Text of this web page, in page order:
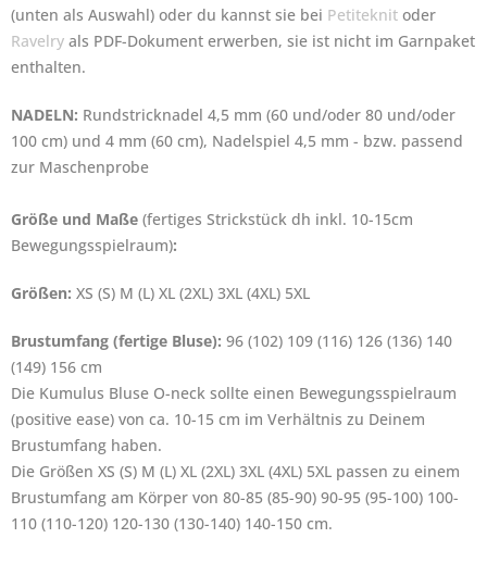
(unten als Auswahl) oder du kannst sie bei Petiteknit oder
Ravelry als PDF-Dokument erwerben, sie ist nicht im Garnpaket
enthalten.
NADELN: Rundstricknadel 4,5 mm (60 und/oder 80 und/oder
100 cm) und 4 mm (60 cm), Nadelspiel 4,5 mm - bzw. passend
zur Maschenprobe
Größe und Maße (fertiges Strickstück dh inkl. 10-15cm
Bewegungsspielraum):
Größen: XS (S) M (L) XL (2XL) 3XL (4XL) 5XL
Brustumfang (fertige Bluse): 96 (102) 109 (116) 126 (136) 140
(149) 156 cm
Die Kumulus Bluse O-neck sollte einen Bewegungsspielraum
(positive ease) von ca. 10-15 cm im Verhältnis zu Deinem
Brustumfang haben.
Die Größen XS (S) M (L) XL (2XL) 3XL (4XL) 5XL passen zu einem
Brustumfang am Körper von 80-85 (85-90) 90-95 (95-100) 100-
110 (110-120) 120-130 (130-140) 140-150 cm.